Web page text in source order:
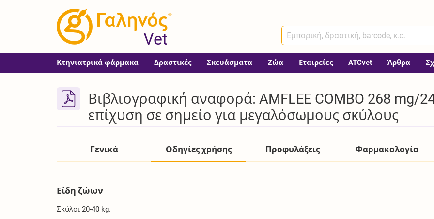
®
Vet
Κτηνιατρικά φάρμακα Δραστικές Σκευάσματα Ζώα Εταιρείες ATCvet Άρθρα
Βιβλιογραφική αναφορά: AMFLEE COMBO 268 mg/
επίχυση σε σημείο για μεγαλόσωμους σκύλους
Γενικά Οδηγίες χρήσης Προφυλάξεις Φαρμακολογία
Είδη ζώων
Σκύλοι 20-40 kg.